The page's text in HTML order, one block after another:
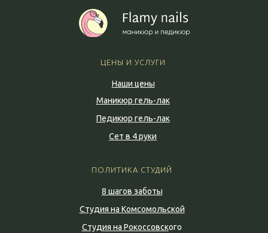
Наши цены
Маникюр гель-лак
Педикюр гель-лак
Сет в 4 руки
ЦЕНЫ И УСЛУГИ
8 шагов заботы
Студия на Комсомольской
Студия на Рокоссовского
ПОЛИТИКА СТУДИЙ